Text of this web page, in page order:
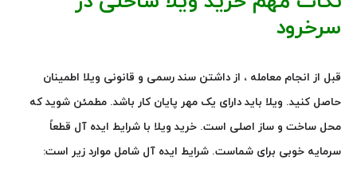
سرخرود
قبل از انجام معامله ، از داشتن سند رسمی و قانونی ویلا اطمینان
حاصل کنید. ویلا باید دارای یک مهر پایان کار باشد. مطمئن شوید که
محل ساخت و ساز اصلی است. خرید ویلا با شرایط ایده آل قطعاً
سرمایه خوبی برای شماست. شرایط ایده آل شامل موارد زیر است: